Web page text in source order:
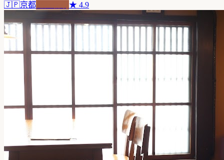
🇯🇵京都 ★ 4.9